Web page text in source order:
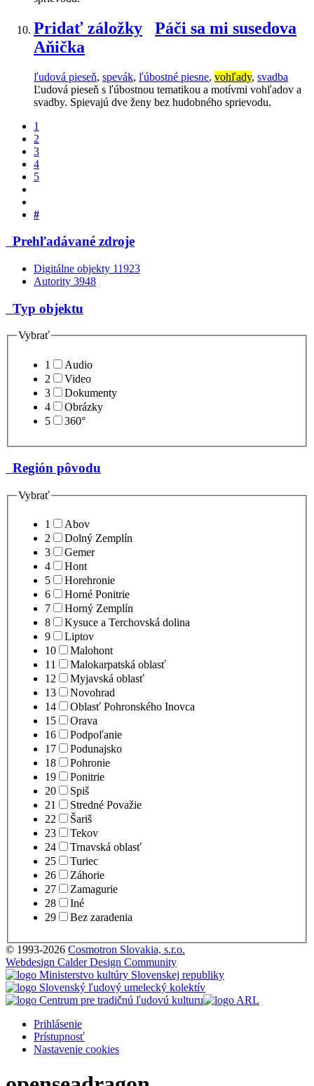
Pridať záložky
Páči sa mi susedova
Aňička
ľudová pieseň, spevák, ľúbostné piesne, vohľady, svadba
Ľudová pieseň s ľúbostnou tematikou a motívmi vohľadov a
svadby. Spievajú dve ženy bez hudobného sprievodu.
1
2
3
4
5
#
Prehľadávané zdroje
Digitálne objekty 11923
Autority 3948
Typ objektu
Vybrať
1
Audio
2
Video
3
Dokumenty
4
Obrázky
5
360°
Región pôvodu
Vybrať
1
Abov
2
Dolný Zemplín
3
Gemer
4
Hont
5
Horehronie
6
Horné Ponitrie
7
Horný Zemplín
8
Kysuce a Terchovská dolina
9
Liptov
10
Malohont
11
Malokarpatská oblasť
12
Myjavská oblasť
13
Novohrad
14
Oblasť Pohronského Inovca
15
Orava
16
Podpoľanie
17
Podunajsko
18
Pohronie
19
Ponitrie
20
Spiš
21
Stredné Považie
22
Šariš
23
Tekov
24
Trnavská oblasť
25
Turiec
26
Záhorie
27
Zamagurie
28
Iné
29
Bez zaradenia
© 1993-2026 Cosmotron Slovakia, s.r.o.
Webdesign Calder Design Community
Prihlásenie
Prístupnosť
Nastavenie cookies